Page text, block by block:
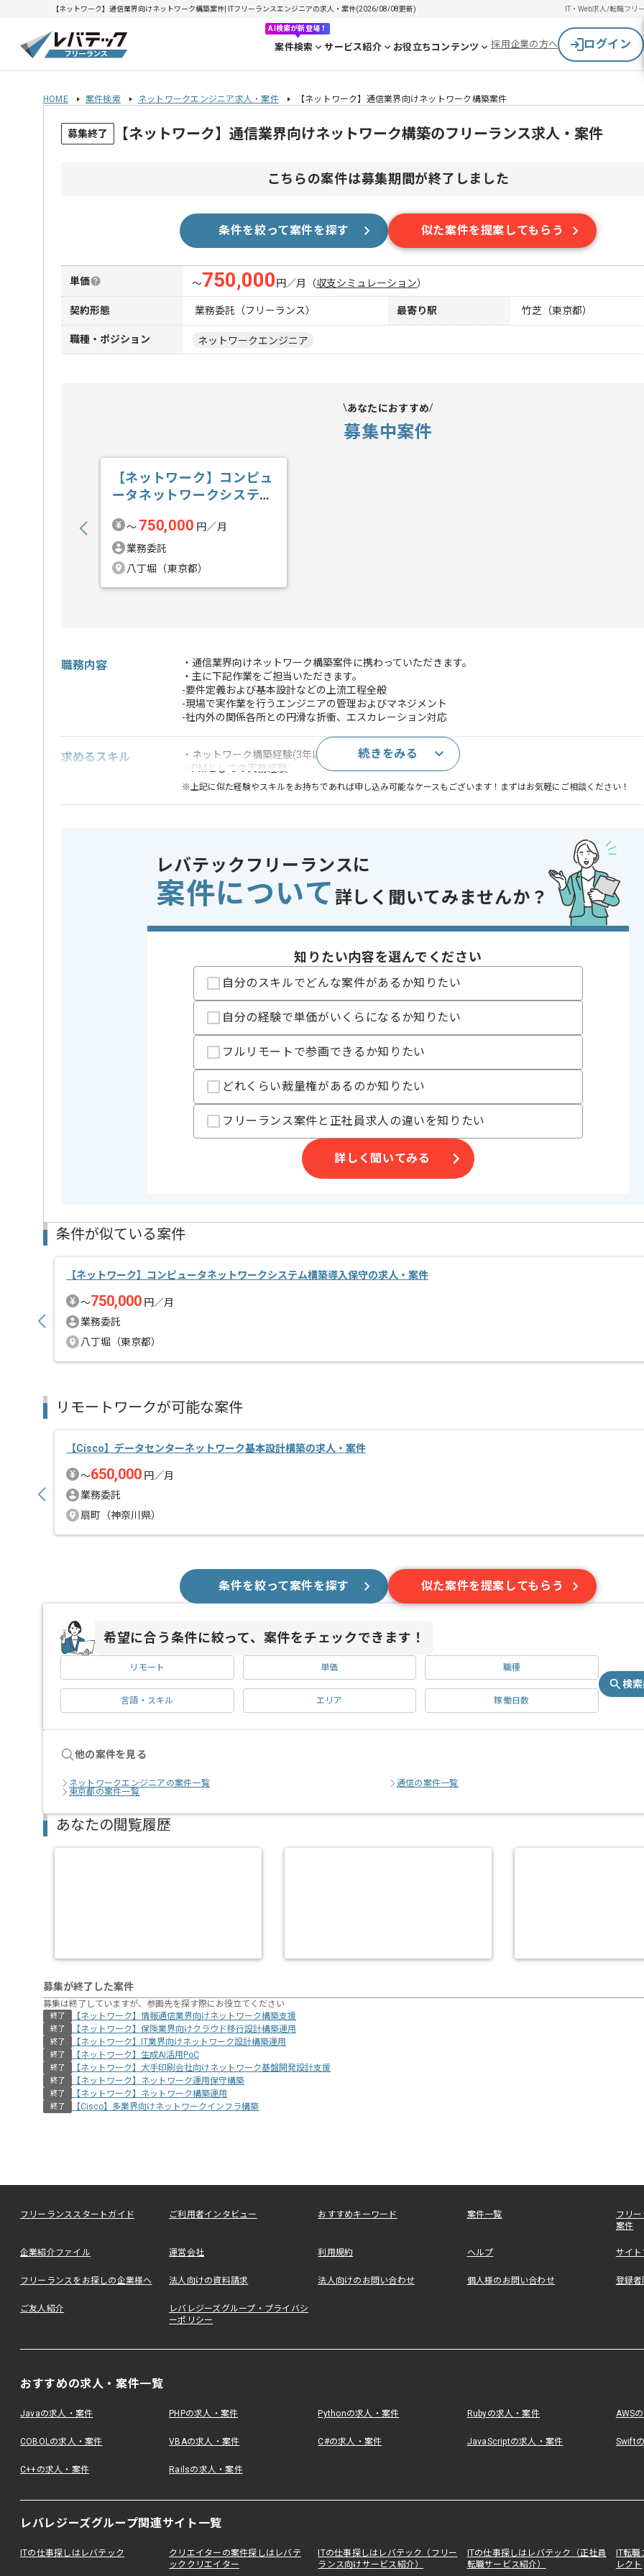
【ネットワーク】通信業界向けネットワーク構築案件| ITフリーランスエンジニアの求人・案件(2026/08/08更新) IT・Web求人/転職フリ
AI検索が新登場！
案件検索 サービス紹介 お役立ちコンテンツ 採用企業の方へ ログイン
HOME 案件検索 ネットワークエンジニア求人・案件 【ネットワーク】通信業界向けネットワーク構築案件
募集終了 【ネットワーク】通信業界向けネットワーク構築のフリーランス求人・案件
こちらの案件は募集期間が終了しました
条件を絞って案件を探す 似た案件を提案してもらう
単価 〜750,000 円／月 （収支シミュレーション）
契約形態 業務委託（フリーランス） 最寄り駅 竹芝（東京都）
職種・ポジション ネットワークエンジニア
あなたにおすすめ
募集中案件
【ネットワーク】コンピュ
ータネットワークシステム
件〜 750,000 円／月
業務委託
八丁堀（東京都）
職務内容
・通信業界向けネットワーク構築案件に携わっていただきます。
・主に下記作業をご担当いただきます。
-要件定義および基本設計などの上流工程全般
-現場で実作業を行うエンジニアの管理およびマネジメント
-社内外の関係各所との円滑な折衝、エスカレーション対応
求めるスキル
・ネットワーク構築経験(3年以上)
・PMとしての実務経験
※上記に似た経験やスキルをお持ちであれば申し込み可能なケースもございます！まずはお気軽にご相談ください！
20代活躍中 , 30代活躍中 , 長期プロジェクト , 新技術に積極的 , 40代活躍中 , BtoB
今回は通信業界向けネットワーク構築案件に携わっていただきます。
ネットワークエンジニアとしての実務経験を活かしたい方にお勧めです。
基本的には常駐での作業を見込んでおります。
続きをみる
レバテックフリーランスに
案件について 詳しく聞いてみませんか？
知りたい内容を選んでください
自分のスキルでどんな案件があるか知りたい
自分の経験で単価がいくらになるか知りたい
フルリモートで参画できるか知りたい
どれくらい裁量権があるのか知りたい
フリーランス案件と正社員求人の違いを知りたい
詳しく聞いてみる
条件が似ている案件
【ネットワーク】コンピュータネットワークシステム構築導入保守の求人・案件
〜750,000 円／月
業務委託
八丁堀（東京都）
リモートワークが可能な案件
【Cisco】データセンターネットワーク基本設計構築の求人・案件
〜650,000 円／月
業務委託
扇町（神奈川県）
条件を絞って案件を探す 似た案件を提案してもらう
希望に合う条件に絞って、案件をチェックできます！
リモート 単価 職種
言語・スキル エリア 稼働日数
検
他の案件を見る
ネットワークエンジニアの案件一覧
通信の案件一覧
東京都の案件一覧
あなたの閲覧履歴
募集が終了した案件
募集は終了していますが、参画先を探す際にお役立てください
終了 【ネットワーク】情報通信業界向けネットワーク構築支援
終了 【ネットワーク】保険業界向けクラウド移行設計構築運用
終了 【ネットワーク】IT業界向けネットワーク設計構築運用
終了 【ネットワーク】生成AI活用PoC
終了 【ネットワーク】大手印刷会社向けネットワーク基盤開発設計支援
終了 【ネットワーク】ネットワーク運用保守構築
終了 【ネットワーク】ネットワーク構築運用
終了 【Cisco】多業界向けネットワークインフラ構築
フリーランススタートガイド ご利用者インタビュー おすすめキーワード 案件一覧
フリ
案件
企業紹介ファイル 運営会社 利用規約 ヘルプ サイ
フリーランスをお探しの企業様へ 法人向けの資料請求 法人向けのお問い合わせ 個人様のお問い合わせ 登録
ご友人紹介
レバレジーズグループ・プライバシ
ーポリシー
おすすめの求人・案件一覧
Javaの求人・案件 PHPの求人・案件 Pythonの求人・案件 Rubyの求人・案件 AWS
COBOLの求人・案件 VBAの求人・案件 C#の求人・案件 JavaScriptの求人・案件 Swift
C++の求人・案件 Railsの求人・案件
レバレジーズグループ関連サイト一覧
ITの仕事探しはレバテック
クリエイターの案件探しはレバテ
ッククリエイター
ITの仕事探しはレバテック（フリー
ランス向けサービス紹介）
ITの仕事探しはレバテック（正社員
転職サービス紹介）
IT転
レクト